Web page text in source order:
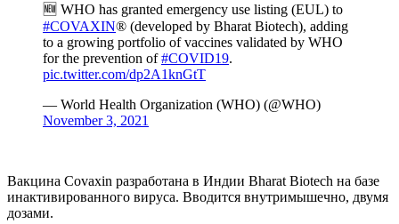
🆕 WHO has granted emergency use listing (EUL) to
#COVAXIN® (developed by Bharat Biotech), adding
to a growing portfolio of vaccines validated by WHO
for the prevention of#COVID19.
pic.twitter.com/dp2A1knGtT
— World Health Organization (WHO) (@WHO)
November 3, 2021
Вакцина Covaxin разработана в Индии Bharat Biotech на базе
инактивированного вируса. Вводится внутримышечно, двумя
дозами.